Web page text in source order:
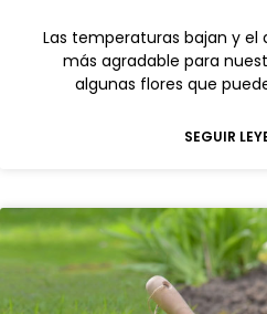
Las temperaturas bajan y
más agradable para
algunas flores que
SEGUIR